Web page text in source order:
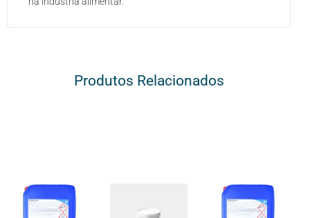
Produtos Relacionados